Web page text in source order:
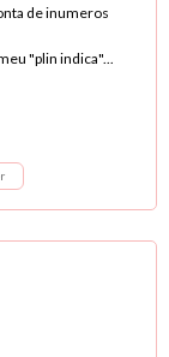
de inumeros
"plin indica"...